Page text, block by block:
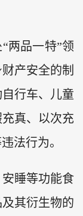
两品一特”领
产安全的制
行车、儿童
真、以次充
法行为。
睡等功能食
其衍生物的